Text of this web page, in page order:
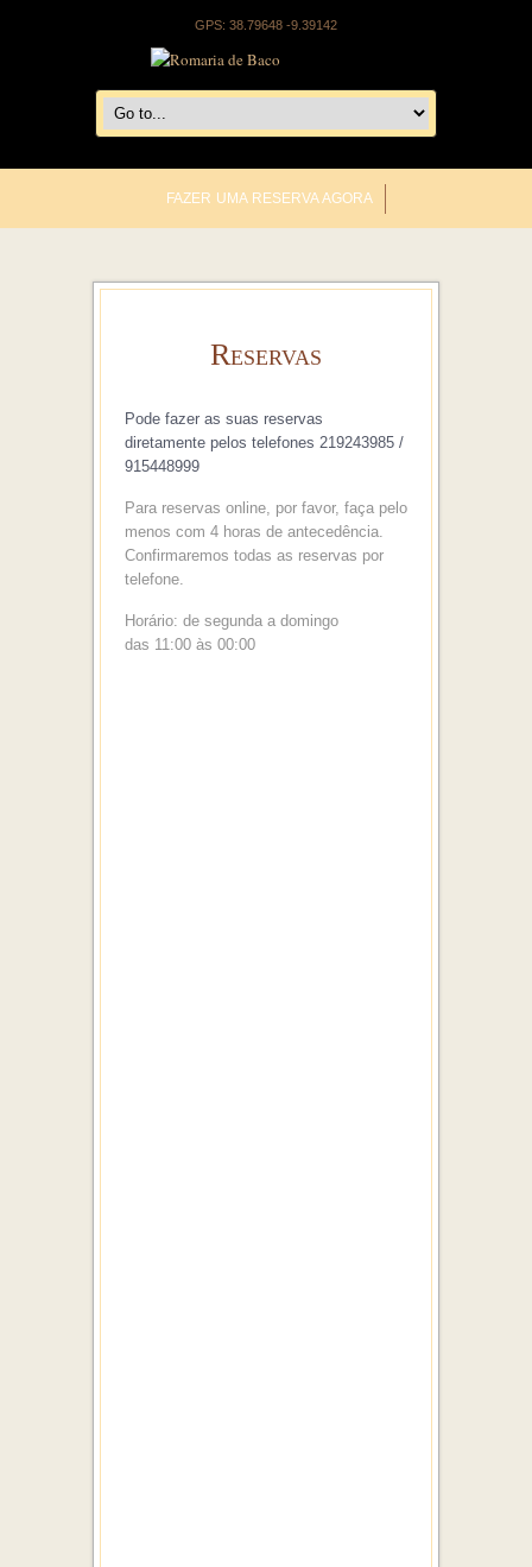
GPS: 38.79648 -9.39142
FAZER UMA RESERVA AGORA
Reservas
Pode fazer as suas reservas
diretamente pelos telefones 219243985 /
915448999
Para reservas online, por favor, faça pelo
menos com 4 horas de antecedência.
Confirmaremos todas as reservas por
telefone.
Horário: de segunda a domingo
das 11:00 às 00:00